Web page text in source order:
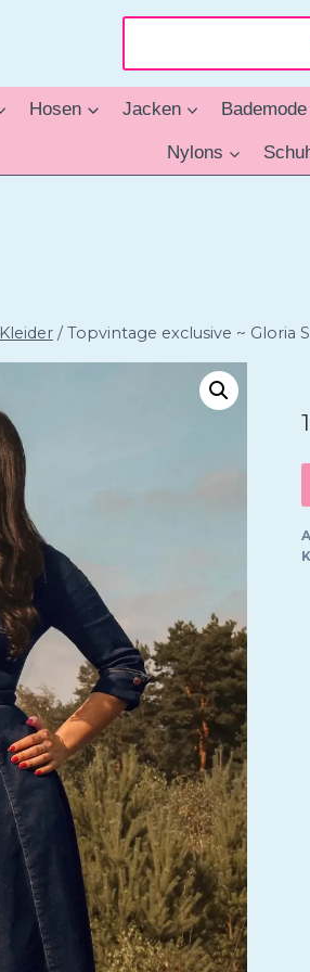
Hosen Jacken Bademode
Nylons
Kleider / Topvintage exclusive ~ Gloria